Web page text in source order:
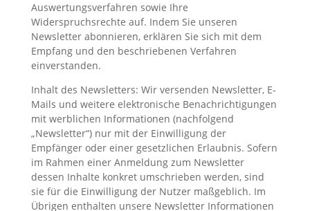
Auswertungsverfahren sowie Ihre
Widerspruchsrechte auf. Indem Sie unseren
Newsletter abonnieren, erklären Sie sich mit dem
Empfang und den beschriebenen Verfahren
einverstanden.
Inhalt des Newsletters: Wir versenden Newsletter, E-
Mails und weitere elektronische Benachrichtigungen
mit werblichen Informationen (nachfolgend
„Newsletter“) nur mit der Einwilligung der
Empfänger oder einer gesetzlichen Erlaubnis. Sofern
im Rahmen einer Anmeldung zum Newsletter
dessen Inhalte konkret umschrieben werden, sind
sie für die Einwilligung der Nutzer maßgeblich. Im
Übrigen enthalten unsere Newsletter Informationen